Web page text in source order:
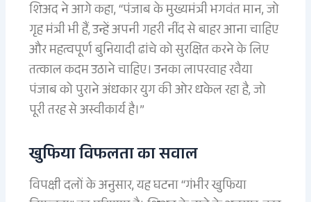
शिअद ने आगे कहा, “पंजाब के मुख्यमंत्री भगवंत मान, जो
गृह मंत्री भी हैं, उन्हें अपनी गहरी नींद से बाहर आना चाहिए
और महत्वपूर्ण बुनियादी ढांचे को सुरक्षित करने के लिए
तत्काल कदम उठाने चाहिए। उनका लापरवाह रवैया
पंजाब को पुराने अंधकार युग की ओर धकेल रहा है, जो
पूरी तरह से अस्वीकार्य है।”
खुफिया विफलता का सवाल
विपक्षी दलों के अनुसार, यह घटना “गंभीर खुफिया